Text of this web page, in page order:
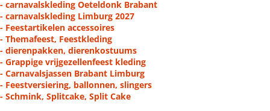
- carnavalskleding Oeteldonk Brabant
- carnavalskleding Limburg 2027
- Feestartikelen accessoires
- Themafeest, Feestkleding
- dierenpakken, dierenkostuums
- Grappige vrijgezellenfeest kleding
- Carnavalsjassen Brabant Limburg
- Feestversiering, ballonnen, slingers
- Schmink, Splitcake, Split Cake